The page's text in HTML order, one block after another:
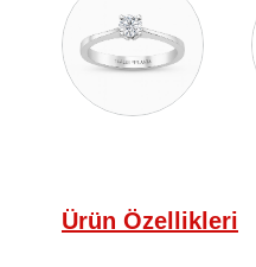
Ürün Özellikleri